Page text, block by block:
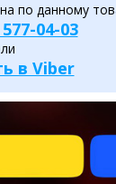
по данному
04-03
в Viber